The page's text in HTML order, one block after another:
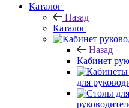
Каталог
Назад
Каталог
Назад
Кабинет
для